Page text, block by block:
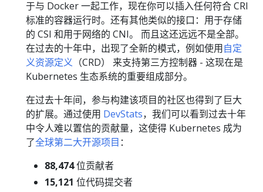
于与 Docker 一起工作，现在你可以插入任何符合 CRI
标准的容器运行时。还有其他类似的接口：用于存储
的 CSI 和用于网络的 CNI。 而且这还远远不是全部。
在过去的十年中，出现了全新的模式，例如使用自定
义资源定义 （CRD） 来支持第三方控制器 - 这现在是
Kubernetes 生态系统的重要组成部分。
在过去十年间，参与构建该项目的社区也得到了巨大
的扩展。通过使用 DevStats，我们可以看到过去十年
中令人难以置信的贡献量，这使得 Kubernetes 成为
了全球第二大开源项目 ：
88,474位贡献者
15,121 位代码提交者